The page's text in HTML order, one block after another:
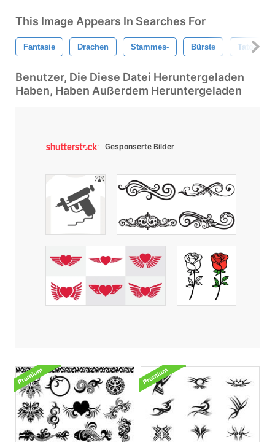
This Image Appears In Searches For
Fantasie Drachen Stammes- Bürste Tatoo
Benutzer, Die Diese Datei Heruntergeladen
Haben, Haben Außerdem Heruntergeladen
Gesponserte Bilder